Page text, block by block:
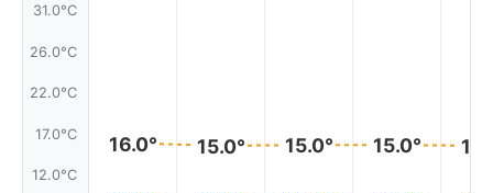
31.0°C
26.0°C
22.0°C
17.0°C
12.0°C
16.0° 15.0° 15.0° 15.0°